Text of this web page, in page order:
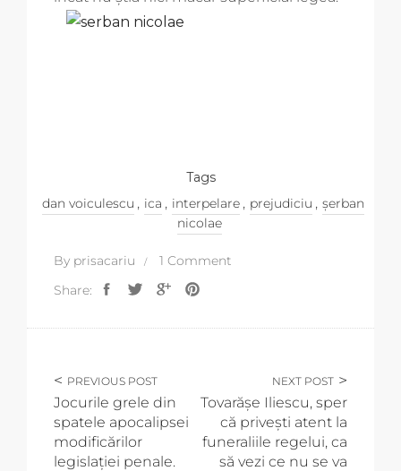
Tags
dan voiculescu , ica , interpelare , prejudiciu , șerban
nicolae
By prisacariu
1 Comment
Share:
PREVIOUS POST
Jocurile grele din
spatele apocalipsei
modificărilor
legislației penale.
NEXT POST
Tovarășe Iliescu, sper
că privești atent la
funeraliile regelui, ca
să vezi ce nu se va